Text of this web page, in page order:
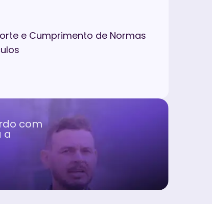
e Cumprimento de Normas
com
a